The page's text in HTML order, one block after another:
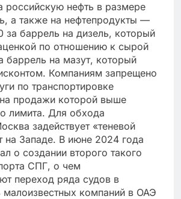
российскую нефть в размере
а также на нефтепродукты —
за баррель на дизель, который
по отношению к сырой
баррель на мазут, который
Компаниям запрещено
по транспортировке
продажи которой выше
лимита. Для обхода
задействует «теневой
на Западе. В июне 2024 года
о создании второго такого
СПГ, о чем
переход ряда судов в
малоизвестных компаний в ОАЭ